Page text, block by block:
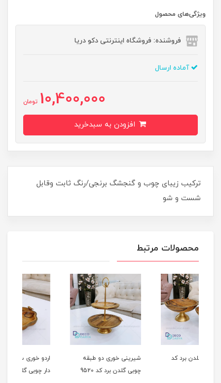
ویژگی‌های محصول
فروشنده: فروشگاه اینترنتی دکو دریا
آماده ارسال
10,400,000 تومان
ترکیب زیبای چوب و گنجشگ برنجی/رنگ ثابت وقابل
شست و شو
محصولات مرتبط
شیرینی خوری دو طبقه
اردو خوری سه تایی دسته
دار چوبی گلدن برد کد 9470